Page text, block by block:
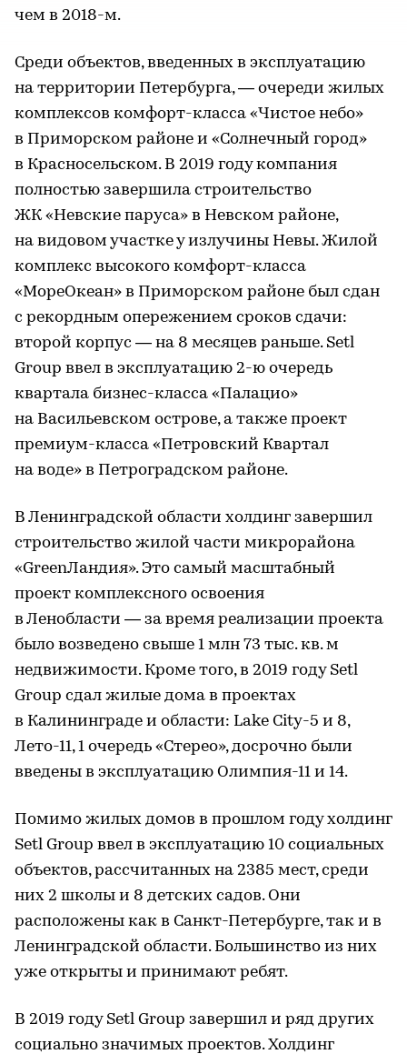
чем в 2018-м.
Среди объектов, введенных в эксплуатацию
на территории Петербурга, — очереди жилых
комплексов комфорт-класса «Чистое небо»
в Приморском районе и «Солнечный город»
в Красносельском. В 2019 году компания
полностью завершила строительство
ЖК «Невские паруса» в Невском районе,
на видовом участке у излучины Невы. Жилой
комплекс высокого комфорт-класса
«МореОкеан» в Приморском районе был сдан
с рекордным опережением сроков сдачи:
второй корпус — на 8 месяцев раньше. Setl
Group ввел в эксплуатацию 2-ю очередь
квартала бизнес-класса «Палацио»
на Васильевском острове, а также проект
премиум-класса «Петровский Квартал
на воде» в Петроградском районе.
В Ленинградской области холдинг завершил
строительство жилой части микрорайона
«GreenЛандия». Это самый масштабный
проект комплексного освоения
в Ленобласти — за время реализации проекта
было возведено свыше 1 млн 73 тыс. кв. м
недвижимости. Кроме того, в 2019 году Setl
Group сдал жилые дома в проектах
в Калининграде и области: Lake City-5 и 8,
Лето-11, 1 очередь «Стерео», досрочно были
введены в эксплуатацию Олимпия-11 и 14.
Помимо жилых домов в прошлом году холдинг
Setl Group ввел в эксплуатацию 10 социальных
объектов, рассчитанных на 2385 мест, среди
них 2 школы и 8 детских садов. Они
расположены как в Санкт-Петербурге, так и в
Ленинградской области. Большинство из них
уже открыты и принимают ребят.
В 2019 году Setl Group завершил и ряд других
социально значимых проектов. Холдинг